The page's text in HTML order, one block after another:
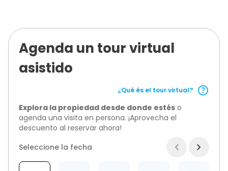
Agenda un tour virtual
asistido
¿Qué és el tour virtual?
Explora la propiedad desde donde estés o
agenda una visita en persona. ¡Aprovecha el
descuento al reservar ahora!
Seleccione la fecha